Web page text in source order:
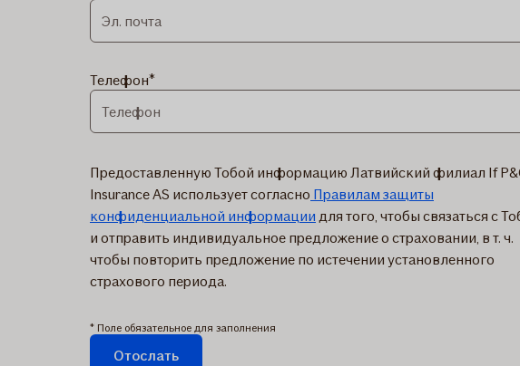
Телефон
Предоставленную Тобой информацию Латвийский филиал If
Insurance AS использует согласно Правилам защиты
конфиденциальной информации для того, чтобы связаться с
и отправить индивидуальное предложение о страховании, в т. ч.
чтобы повторить предложение по истечении установленного
страхового периода.
* Поле обязательное для заполнения
Отослать